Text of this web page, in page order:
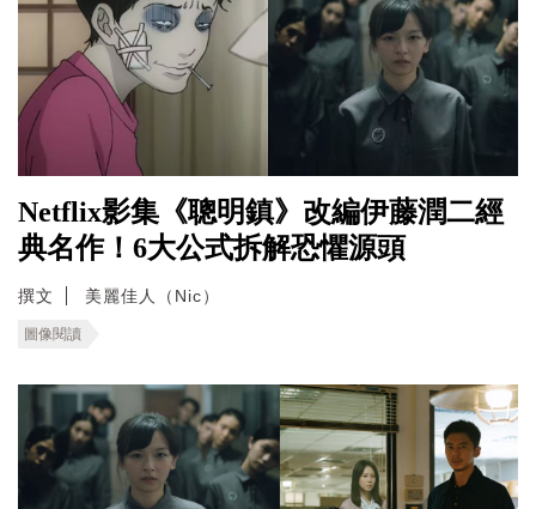
Netflix影集《聰明鎮》改編伊藤潤二經
典名作！6大公式拆解恐懼源頭
撰文 美麗佳人（Nic）
圖像閱讀